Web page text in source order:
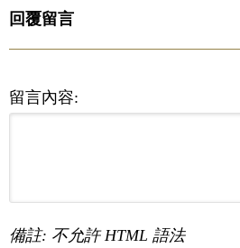
回覆留言
留言內容:
備註: 不允許 HTML 語法